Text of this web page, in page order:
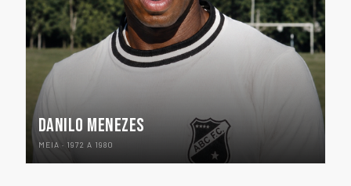
DANILO MENEZES
MEIA · 1972 A 1980